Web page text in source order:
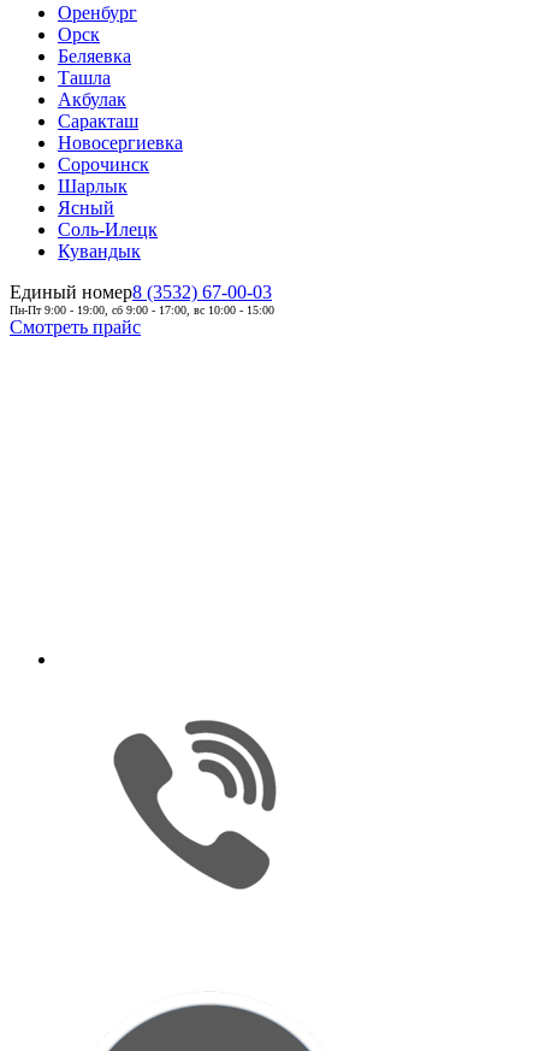
Оренбург
Орск
Беляевка
Ташла
Акбулак
Саракташ
Новосергиевка
Сорочинск
Шарлык
Ясный
Соль-Илецк
Кувандык
Единый номер8 (3532) 67-00-03
Пн-Пт 9:00 - 19:00, сб 9:00 - 17:00, вс 10:00 - 15:00
Смотреть прайс